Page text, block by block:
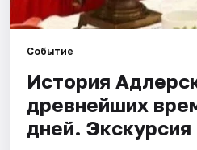
Событие
История
древнейших
дней. Экскурсия